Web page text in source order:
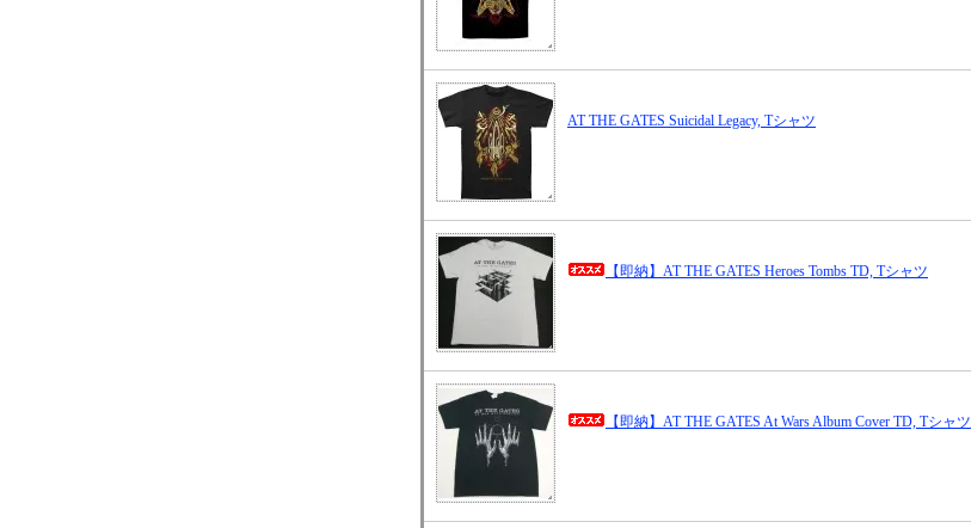
AT THE GATES Suicidal Legacy, Tシャツ
【即納】AT THE GATES Heroes Tombs TD, Tシャツ
【即納】AT THE GATES At Wars Album Cover TD, Tシャツ